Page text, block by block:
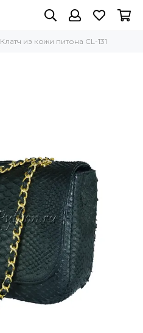
Клатч из кожи питона CL-131